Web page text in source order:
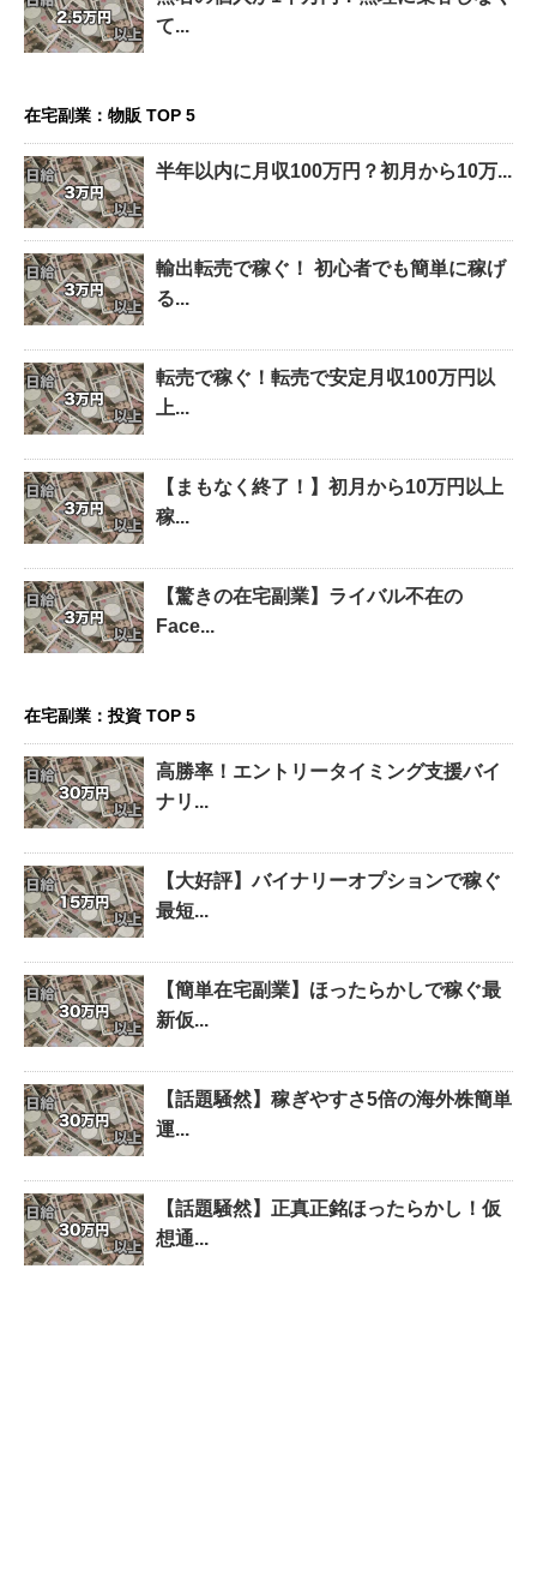
て...
在宅副業：物販 TOP 5
半年以内に月収100万円？初月から10万...
輸出転売で稼ぐ！ 初心者でも簡単に稼げ
る...
転売で稼ぐ！転売で安定月収100万円以
上...
【まもなく終了！】初月から10万円以上
稼...
【驚きの在宅副業】ライバル不在の
Face...
在宅副業：投資 TOP 5
高勝率！エントリータイミング支援バイ
ナリ...
【大好評】バイナリーオプションで稼ぐ
最短...
【簡単在宅副業】ほったらかしで稼ぐ最
新仮...
【話題騒然】稼ぎやすさ5倍の海外株簡単
運...
【話題騒然】正真正銘ほったらかし！仮
想通...